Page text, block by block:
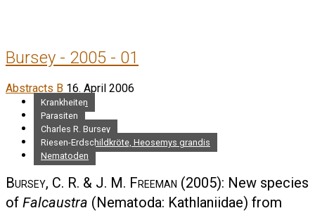
Bursey - 2005 - 01
Abstracts B 16. April 2006
Krankheiten
Parasiten
Charles R. Bursey
Riesen-Erdschildkröte, Heosemys grandis
Nematoden
Bursey, C. R. & J. M. Freeman (2005): New species
of Falcaustra (Nematoda: Kathlaniidae) from